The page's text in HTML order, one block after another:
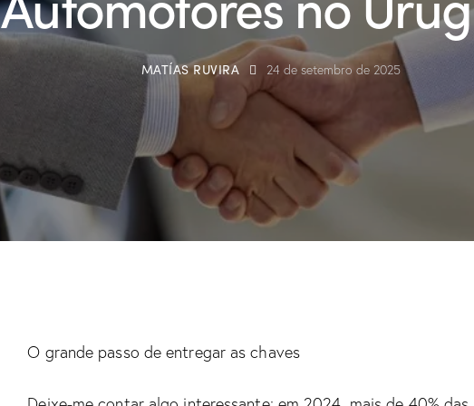
MATÍAS RUVIRA 24 de setembro de 2025
O grande passo de entregar as chaves